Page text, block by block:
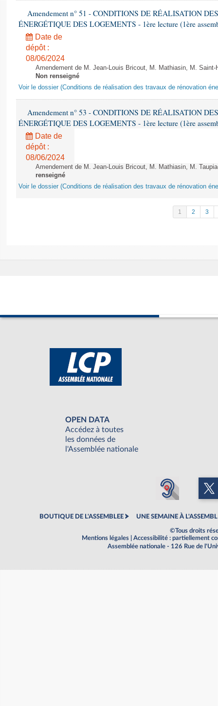
Amendement n° 51 - CONDITIONS DE RÉALISATION
ÉNERGÉTIQUE DES LOGEMENTS - 1ère lecture (1ère
Date de
dépôt :
08/06/2024
Amendement de M. Jean-Louis Bricout, M. Mathiasin, M.
Non renseigné
Voir le dossier (Conditions de réalisation des travaux de rénovation
Amendement n° 53 - CONDITIONS DE RÉALISATION
ÉNERGÉTIQUE DES LOGEMENTS - 1ère lecture (1ère
Date de
dépôt :
08/06/2024
Amendement de M. Jean-Louis Bricout, M. Mathiasin, M.
renseigné
Voir le dossier (Conditions de réalisation des travaux de rénovation
1 2 3
OPEN DATA
Accédez à toutes
les données de
l'Assemblée nationale
BOUTIQUE DE L'ASSEMBLEE UNE SEMAINE À
©Tous droits
Mentions légales
Accessibilité : partiellement
Assemblée nationale - 126 Rue de